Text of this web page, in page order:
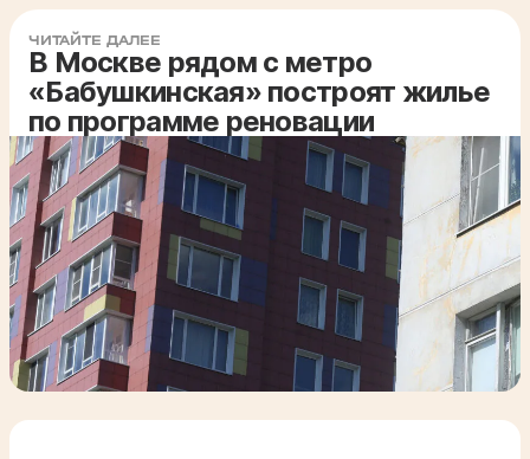
ЧИТАЙТЕ ДАЛЕЕ
В Москве рядом с метро
«Бабушкинская» построят жилье
по программе реновации